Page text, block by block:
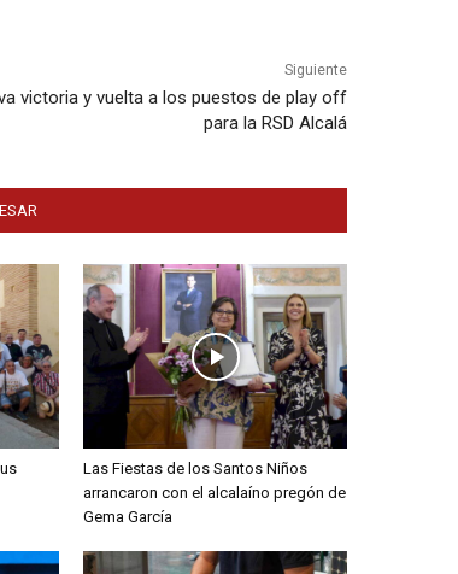
Siguiente
victoria y vuelta a los puestos de play off
para la RSD Alcalá
Las Fiestas de los Santos Niños
arrancaron con el alcalaíno pregón de
Gema García